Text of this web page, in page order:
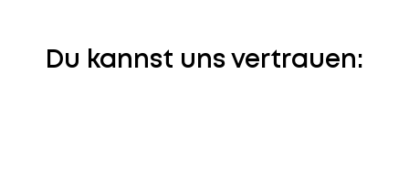
Du kannst uns vertrauen: